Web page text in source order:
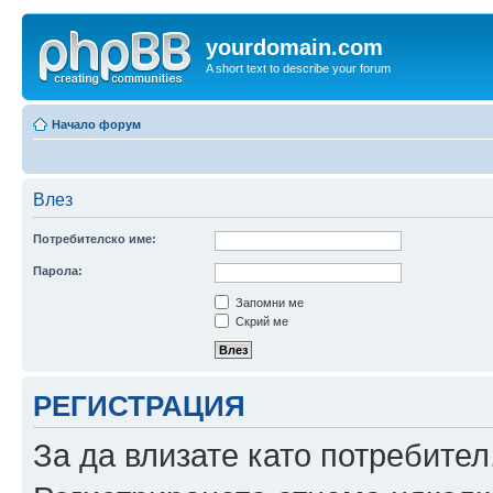
yourdomain.com
A short text to describe your forum
Начало форум
Влез
Потребителско име:
Парола:
Запомни ме
Скрий ме
РЕГИСТРАЦИЯ
За да влизате като